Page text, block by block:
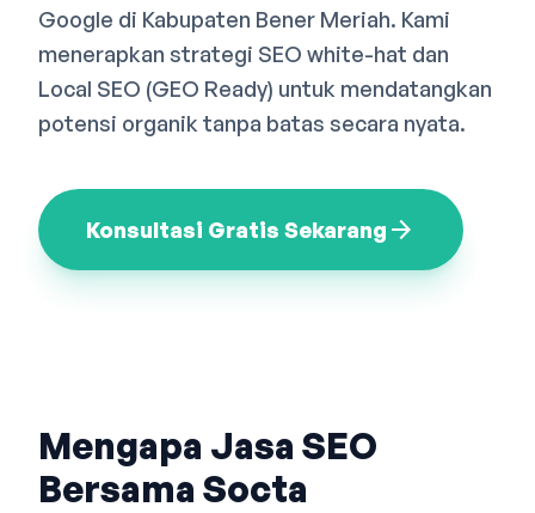
Bahasa Indonesia English 中文
Google di Kabupaten Bener Meriah. Kami
menerapkan strategi SEO white-hat dan
Local SEO (GEO Ready) untuk mendatangkan
potensi organik tanpa batas secara nyata.
Konsultasi Gratis Sekarang arrow_forward
Mengapa Jasa SEO
Bersama Socta